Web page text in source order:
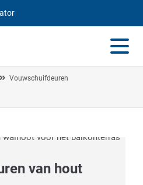
Vouwschuifdeuren
van hout